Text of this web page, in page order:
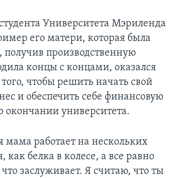
Университета Мэриленда
его матери, которая была
получив производственную
концы с концами, оказался
чтобы решить начать свой
и обеспечить себе финансовую
окончании университета.
мама работает на нескольких
как белка в колесе, а все равно
что заслуживает. Я считаю, что ты